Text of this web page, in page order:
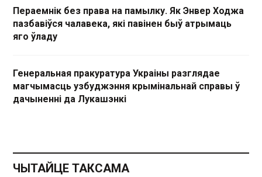
Пераемнік без права на памылку. Як Энвер Ходжа
пазбавіўся чалавека, які павінен быў атрымаць
яго ўладу
Генеральная пракуратура Украіны разглядае
магчымасць узбуджэння крымінальнай справы ў
дачыненні да Лукашэнкі
ЧЫТАЙЦЕ ТАКСАМА